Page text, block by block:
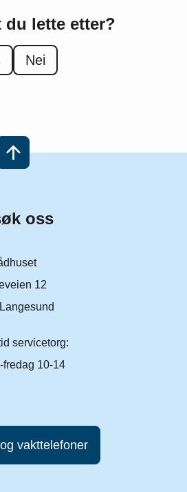
du lette etter?
Nei
oss
12
servicetorg:
fredag 10-14
vakttelefoner